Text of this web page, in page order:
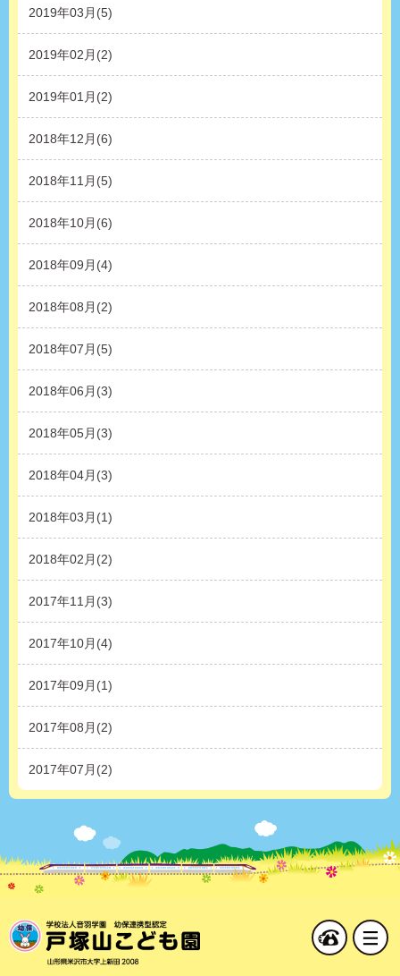
2019年03月(5)
2019年02月(2)
2019年01月(2)
2018年12月(6)
2018年11月(5)
2018年10月(6)
2018年09月(4)
2018年08月(2)
2018年07月(5)
2018年06月(3)
2018年05月(3)
2018年04月(3)
2018年03月(1)
2018年02月(2)
2017年11月(3)
2017年10月(4)
2017年09月(1)
2017年08月(2)
2017年07月(2)